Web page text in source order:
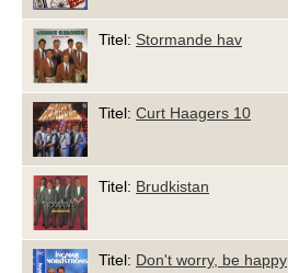
Titel: Stormande hav
Titel: Curt Haagers 10
Titel: Brudkistan
Titel: Don't worry, be happy